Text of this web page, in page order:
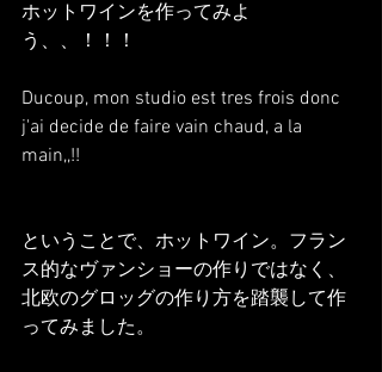
ホットワインを作ってみよ
う、、！！！
Ducoup, mon studio est tres frois donc
j'ai decide de faire vain chaud, a la
main,,!!
ということで、ホットワイン。フラン
ス的なヴァンショーの作りではなく、
北欧のグロッグの作り方を踏襲して作
ってみました。